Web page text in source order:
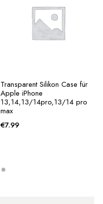
Transparent Silikon Case für
Apple iPhone
13,14,13/14pro,13/14 pro
max
€7.99